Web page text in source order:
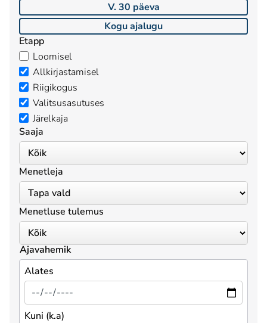
V. 30 päeva
Kogu ajalugu
Etapp
Loomisel
Allkirjastamisel
Riigikogus
Valitsusasutuses
Järelkaja
Saaja
Menetleja
Menetluse tulemus
Ajavahemik
Alates
Kuni (k.a)